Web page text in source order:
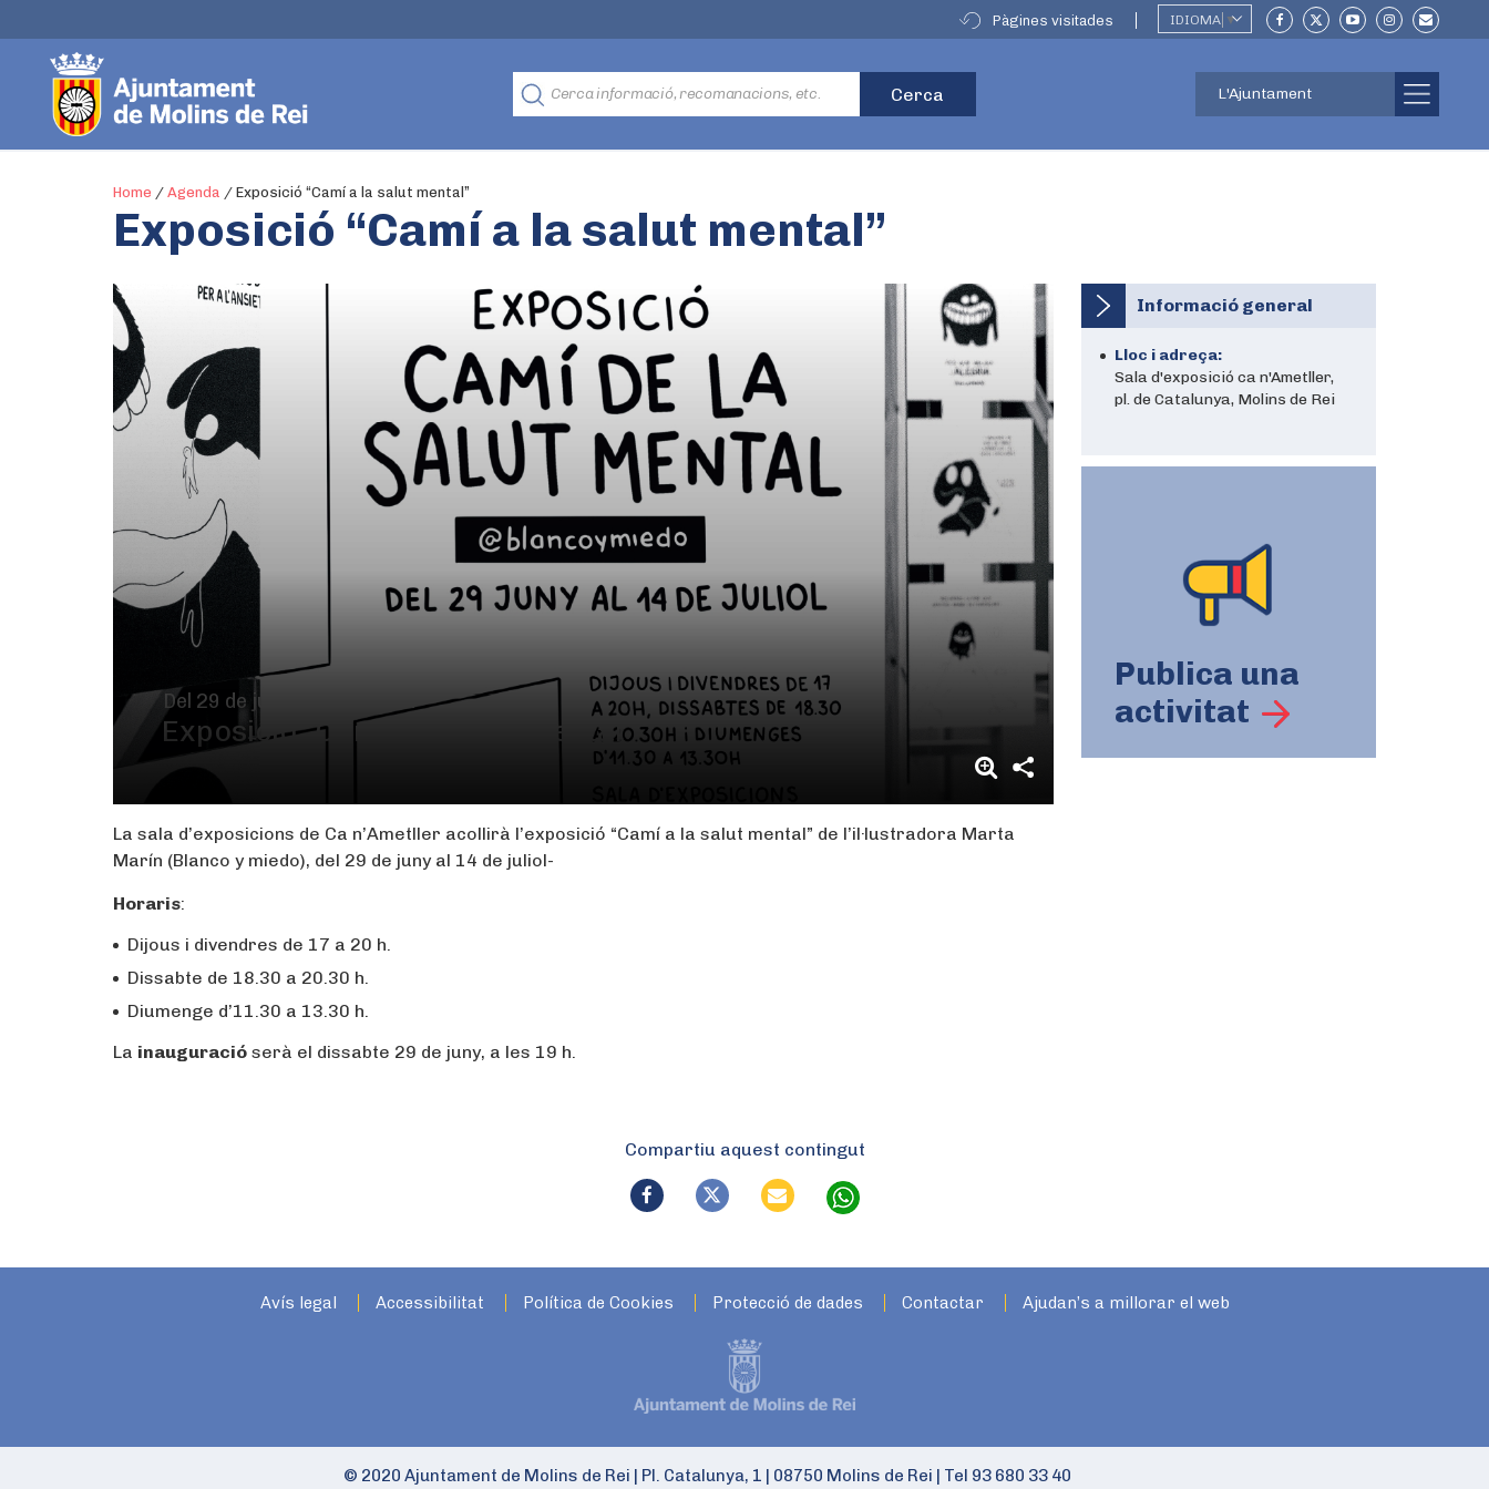
Pàgines visitades IDIOMA ▼
L'Ajuntament
Home / Agenda / Exposició “Camí a la salut mental”
Exposició “Camí a la salut mental”
Del 29 de juny al 14 de juliol
Exposició “Camí a la salut mental”
La sala d’exposicions de Ca n’Ametller acollirà l’exposició “Camí a la salut mental” de l’il·lustradora Marta
Marín (Blanco y miedo), del 29 de juny al 14 de juliol-
Horaris:
Dijous i divendres de 17 a 20 h.
Dissabte de 18.30 a 20.30 h.
Diumenge d’11.30 a 13.30 h.
La inauguració serà el dissabte 29 de juny, a les 19 h.
Informació general
Lloc i adreça:
Sala d'exposició ca n'Ametller,
pl. de Catalunya, Molins de Rei
Publica una
activitat
Compartiu aquest contingut
Avís legal Accessibilitat Política de Cookies Protecció de dades Contactar Ajudan’s a millorar el web
© 2020 Ajuntament de Molins de Rei Pl. Catalunya, 1 08750 Molins de Rei Tel 93 680 33 40